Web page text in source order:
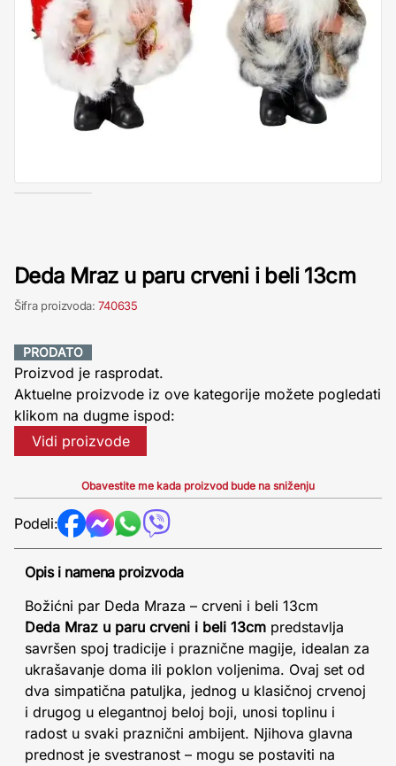
Deda Mraz u paru crveni i beli 13cm
Šifra proizvoda:740635
PRODATO
Proizvod je rasprodat.
Aktuelne proizvode iz ove kategorije možete pogledati
klikom na dugme ispod:
Vidi proizvode
Obavestite me kada proizvod bude na sniženju
Podeli:
Opis i namena proizvoda
Božićni par Deda Mraza – crveni i beli 13cm
Deda Mraz u paru crveni i beli 13cm predstavlja
savršen spoj tradicije i praznične magije, idealan za
ukrašavanje doma ili poklon voljenima. Ovaj set od
dva simpatična patuljka, jednog u klasičnoj crvenoj
i drugog u elegantnoj beloj boji, unosi toplinu i
radost u svaki praznični ambijent. Njihova glavna
prednost je svestranost – mogu se postaviti na